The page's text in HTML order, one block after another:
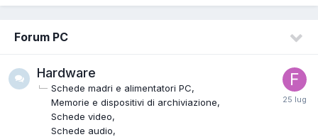
Forum PC
Hardware
Schede madri e alimentatori PC
Memorie e dispositivi di archiviazione
Schede video
Schede audio